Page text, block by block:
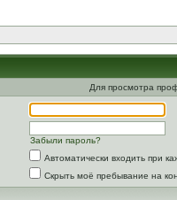
Для просмотра
Забыли пароль?
Автоматически входить при
Скрыть моё пребывание на